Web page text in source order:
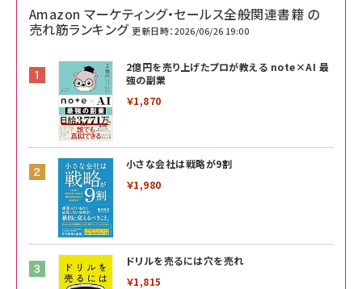
Amazon マーケティング・セールス全般関連書籍 の
売れ筋ランキング 更新日時：2026/06/26 19:00
2億円を売り上げたプロが教える note×AI 最
強の副業
￥1,870
小さな会社は戦略が9割
￥1,980
ドリルを売るには穴を売れ
￥1,815